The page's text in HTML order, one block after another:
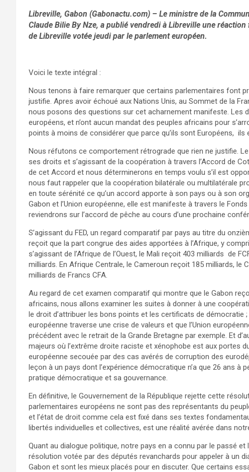
Libreville, Gabon (Gabonactu.com) – Le ministre de la
Claude Bilie By Nze, a publié vendredi à Libreville une
de Libreville votée jeudi par le parlement européen.
Voici le texte intégral :
Nous tenons à faire remarquer que certains parlementaires font
justifie. Apres avoir échoué aux Nations Unis, au Sommet de la
nous posons des questions sur cet acharnement manifeste. Les
européens, et n’ont aucun mandat des peuples africains pour
points à moins de considérer que parce qu’ils sont Européens,
Nous réfutons ce comportement rétrograde que rien ne justifie.
ses droits et s’agissant de la coopération à travers l’Accord de
de cet Accord et nous déterminerons en temps voulu s’il est
nous faut rappeler que la coopération bilatérale ou multilatérale
en toute sérénité ce qu’un accord apporte à son pays ou à son
Gabon et l’Union européenne, elle est manifeste à travers le
reviendrons sur l’accord de pêche au cours d’une prochaine
S’agissant du FED, un regard comparatif par pays au titre du
reçoit que la part congrue des aides apportées à l’Afrique, y
s’agissant de l’Afrique de l’Ouest, le Mali reçoit 403 milliards de
milliards. En Afrique Centrale, le Cameroun reçoit 185 milliards, le
milliards de Francs CFA.
Au regard de cet examen comparatif qui montre que le Gabon
africains, nous allons examiner les suites à donner à une
le droit d’attribuer les bons points et les certificats de démocratie
européenne traverse une crise de valeurs et que l’Union
précédent avec le retrait de la Grande Bretagne par exemple. Et
majeurs où l’extrême droite raciste et xénophobe est aux portes
européenne secouée par des cas avérés de corruption des
leçon à un pays dont l’expérience démocratique n’a que 26 ans
pratique démocratique et sa gouvernance.
En définitive, le Gouvernement de la République rejette cette
parlementaires européens ne sont pas des représentants du
et l’état de droit comme cela est fixé dans ses textes
libertés individuelles et collectives, est une réalité avérée dans
Quant au dialogue politique, notre pays en a connu par le passé et
résolution votée par des députés revanchards pour appeler à un
Gabon et sont les mieux placés pour en discuter. Que certains